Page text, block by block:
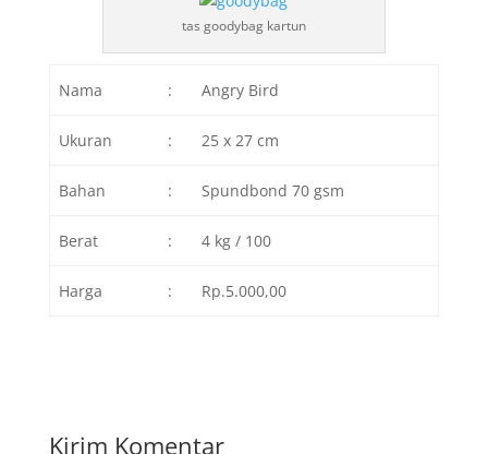
tas goodybag kartun
Nama : Angry Bird
Ukuran : 25 x 27 cm
Bahan : Spundbond 70 gsm
Berat : 4 kg / 100
Harga : Rp.5.000,00
Kirim Komentar